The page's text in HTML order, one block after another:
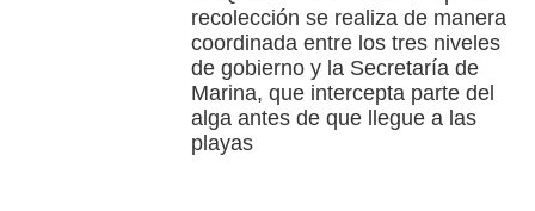
recolección se realiza de manera
coordinada entre los tres niveles
de gobierno y la Secretaría de
Marina, que intercepta parte del
alga antes de que llegue a las
playas